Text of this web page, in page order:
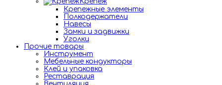
Крепежные элементы
Полкодержатели
Навесы
Замки и задвижки
Уголки
Прочие товары
Инструмент
Мебельные кондукторы
Клей и упаковка
Реставрация